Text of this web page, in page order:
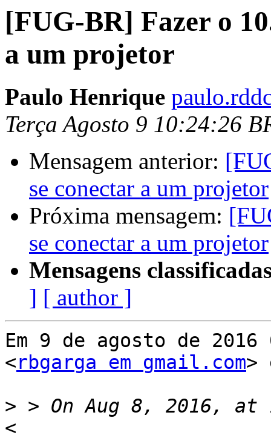
[FUG-BR] Fazer o
a um projetor
Paulo Henrique
Terça Agosto 9 10:24:26
Mensagem anterior:
se conectar a um projetor
Próxima mensagem:
se conectar a um projetor
Mensagens
] [ author ]
Em 9 de agosto de
<rbgarga em gmail.com>
> > On Aug 8, 2016, at